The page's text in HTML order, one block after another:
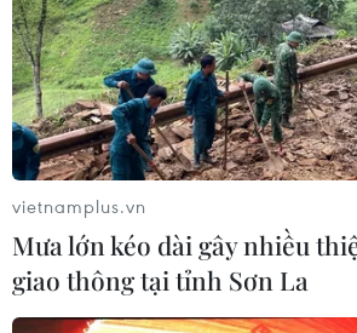
vietnamplus.vn
Mưa lớn kéo dài gây nhiều
giao thông tại tỉnh Sơn La